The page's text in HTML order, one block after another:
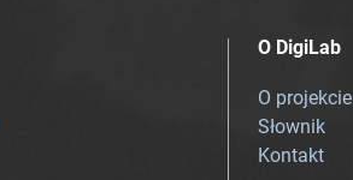
O DigiLab
O projekcie
Słownik
Kontakt